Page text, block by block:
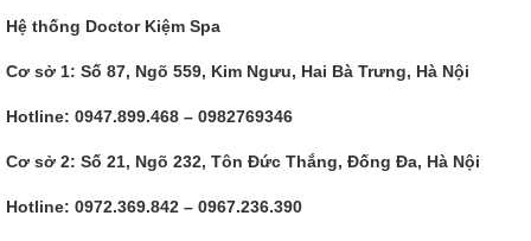
Hệ thống Doctor Kiệm Spa
Cơ sở 1: Số 87, Ngõ 559, Kim Ngưu, Hai Bà Trưng, Hà Nội
Hotline: 0947.899.468 – 0982769346
Cơ sở 2: Số 21, Ngõ 232, Tôn Đức Thắng, Đống Đa, Hà Nội
Hotline: 0972.369.842 – 0967.236.390